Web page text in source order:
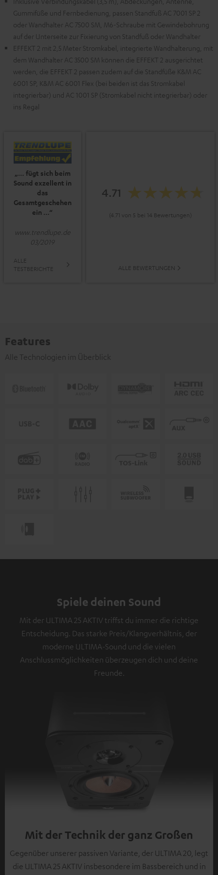
Gummifüße und Fernbedienung, passen Standfuß AC 7001 SP 2
oder Wandhalter AC 7500 SM, M6-Schraube mit Gewindebohrung
auf der Unterseite zur Fixierung von Standfuß oder Wandhalter
EFFEKT 2 mit 2,5 Meter Stromkabel, integrierte Wandhalterung, mit
dem Wandhalter AC 3500 SM können die EFFEKT 2 ausgerichtet
werden, die EFFEKT 2 passen zudem auf die Standfüße K&M AC
6001 SP, K&M AC 6001 Flex (bei beiden ist das Stromkabel
integrierbar) und AC 1001 SP (Stromkabel nicht integrierbar) oder
ins Regal
„… fügt sich beim
Sound exzellent in
das
Gesamtgeschehen
ein …“
www.trendlupe.de
03/2019
ALLE
TESTBERICHTE
4.71
(4.71 von 5 bei 14 Bewertungen)
ALLE BEWERTUNGEN
Features
Alle Technologien im Überblick
Spiele deinen Sound
Mit der ULTIMA 25 AKTIV triffst du immer die richtige
Entscheidung. Das starke Preis/Klangverhältnis, der
moderne ULTIMA-Sound und die vielen
Anschlussmöglichkeiten überzeugen dich und deine
Freunde.
Mit der Technik der ganz Großen
Gegenüber unserer passiven Variante, der ULTIMA 20, legt
die ULTIMA 25 AKTIV insbesondere im Bassbereich und in